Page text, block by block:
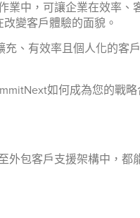
中，可讓企業在效率
變客戶體驗的面貌。
、有效率且個人化的客
如何成為您的戰
包客戶支援架構中，